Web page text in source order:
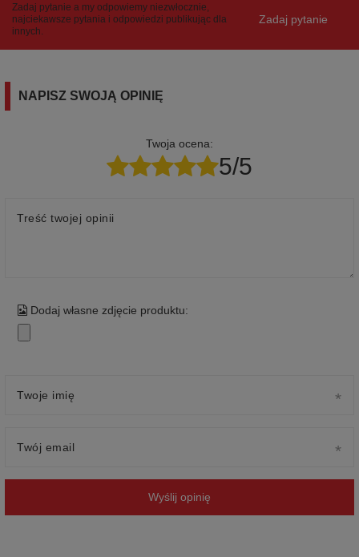
Zadaj pytanie a my odpowiemy niezwłocznie,
najciekawsze pytania i odpowiedzi publikując dla
innych.
Zadaj pytanie
NAPISZ SWOJĄ OPINIĘ
Twoja ocena:
5/5
Treść twojej opinii
Dodaj własne zdjęcie produktu:
Twoje imię
Twój email
Wyślij opinię